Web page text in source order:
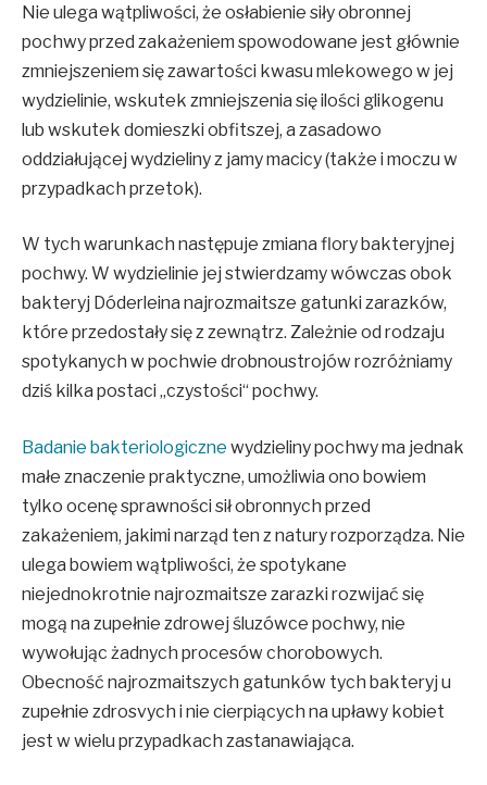
Nie ulega wątpliwości, że osłabienie siły obronnej
pochwy przed zakażeniem spowodowane jest głównie
zmniejszeniem się zawartości kwasu mlekowego w jej
wydzielinie, wskutek zmniejszenia się ilości glikogenu
lub wskutek domieszki obfitszej, a zasadowo
oddziałującej wydzieliny z jamy macicy (także i moczu w
przypadkach przetok).
W tych warunkach następuje zmiana flory bakteryjnej
pochwy. W wydzielinie jej stwierdzamy wówczas obok
bakteryj Dóderleina najrozmaitsze gatunki zarazków,
które przedostały się z zewnątrz. Zależnie od rodzaju
spotykanych w pochwie drobnoustrojów rozróżniamy
dziś kilka postaci „czystości“ pochwy.
Badanie bakteriologiczne wydzieliny pochwy ma jednak
małe znaczenie praktyczne, umożliwia ono bowiem
tylko ocenę sprawności sił obronnych przed
zakażeniem, jakimi narząd ten z natury rozporządza. Nie
ulega bowiem wątpliwości, że spotykane
niejednokrotnie najrozmaitsze zarazki rozwijać się
mogą na zupełnie zdrowej śluzówce pochwy, nie
wywołując żadnych procesów chorobowych.
Obecność najrozmaitszych gatunków tych bakteryj u
zupełnie zdrosvych i nie cierpiących na upławy kobiet
jest w wielu przypadkach zastanawiająca.